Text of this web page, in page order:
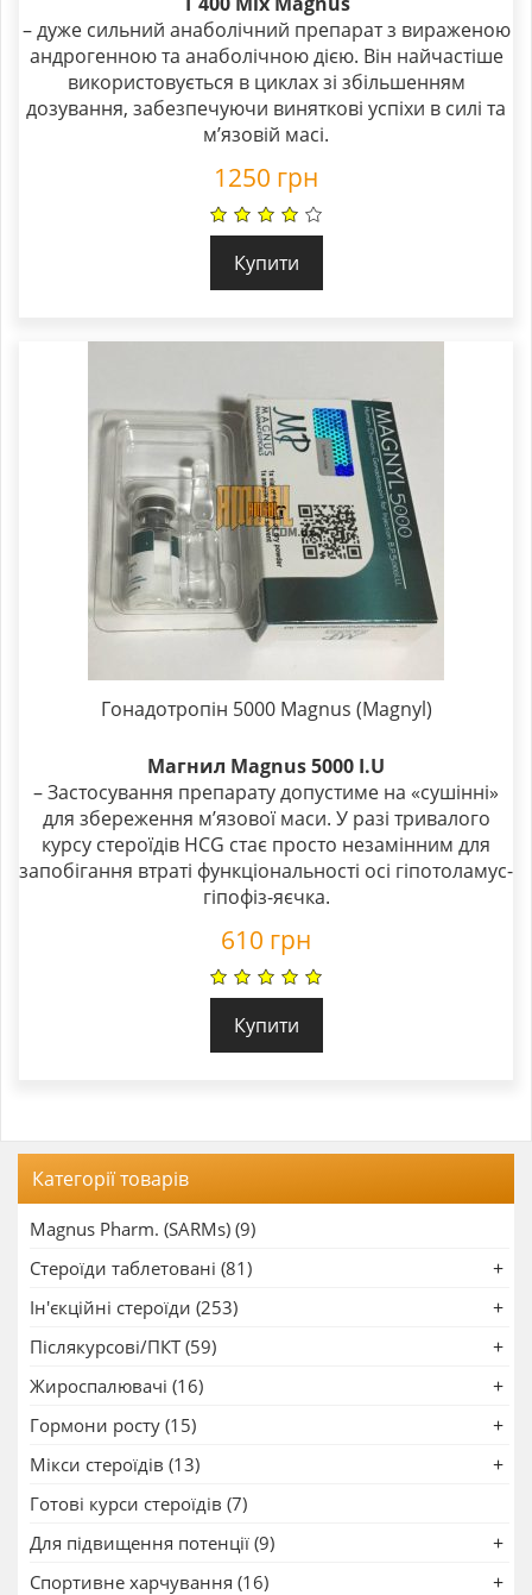
out of 5
– дуже сильний анаболічний препарат з вираженою
андрогенною та анаболічною дією. Він найчастіше
використовується в циклах зі збільшенням
дозування, забезпечуючи виняткові успіхи в силі та
м’язовій масі.
1250 грн
Купити
Гонадотропін 5000 Magnus (Magnyl)
Магнил Magnus 5000 I.U
– Застосування препарату допустиме на «сушінні»
для збереження м’язової маси. У разі тривалого
курсу стероїдів HCG стає просто незамінним для
запобігання втраті функціональності осі гіпотоламус-
гіпофіз-яєчка.
610 грн
Купити
Категорії товарів
Magnus Pharm. (SARMs) (9)
Стероїди таблетовані (81)
Ін'єкційні стероїди (253)
Післякурсові/ПКТ (59)
Жироспалювачі (16)
Гормони росту (15)
Мікси стероїдів (13)
Готові курси стероїдів (7)
Для підвищення потенції (9)
Спортивне харчування (16)